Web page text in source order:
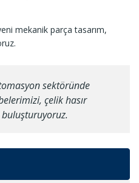
mekanik parça tasarım,
sektöründe
çelik hasır